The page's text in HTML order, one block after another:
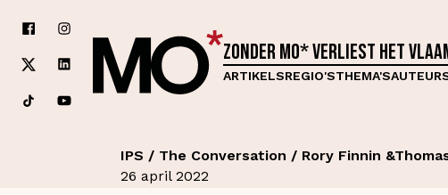
Zonder MO* verliest het
ARTIKELSREGIO'STHEMA'S
IPS / The Conversation / Rory Finnin
26 april 2022